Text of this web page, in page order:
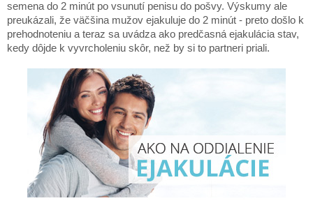
semena do 2 minút po vsunutí penisu do pošvy. Výskumy ale
preukázali, že väčšina mužov ejakuluje do 2 minút - preto došlo k
prehodnoteniu a teraz sa uvádza ako predčasná ejakulácia stav,
kedy dôjde k vyvrcholeniu skôr, než by si to partneri priali.